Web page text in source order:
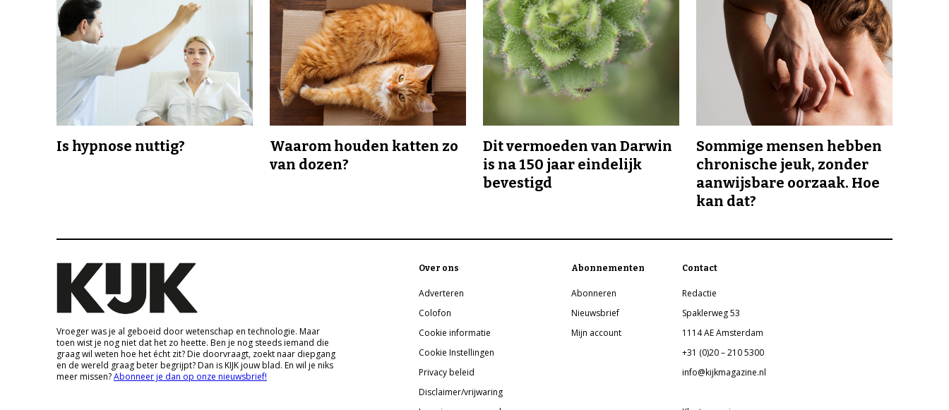
Is hypnose nuttig?
Waarom houden katten zo
van dozen?
Dit vermoeden van Darwin
is na 150 jaar eindelijk
bevestigd
Sommige mensen hebben
chronische jeuk, zonder
aanwijsbare oorzaak. Hoe
kan dat?
Vroeger was je al geboeid door wetenschap en technologie. Maar
toen wist je nog niet dat het zo heette. Ben je nog steeds iemand die
graag wil weten hoe het écht zit? Die doorvraagt, zoekt naar diepgang
en de wereld graag beter begrijpt? Dan is KIJK jouw blad. En wil je niks
meer missen?Abonneer je dan op onze nieuwsbrief!
Over ons
Adverteren
Colofon
Cookie informatie
Cookie Instellingen
Privacy beleid
Disclaimer/vrijwaring
Abonnementen
Abonneren
Nieuwsbrief
Mijn account
Contact
Redactie
Spaklerweg 53
1114 AE Amsterdam
+31 (0)20 – 210 5300
info@kijkmagazine.nl